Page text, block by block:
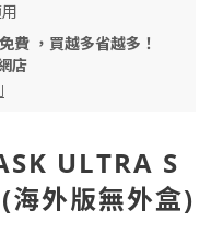
費 ，買越多省越多！
店
ULTRA S
海外版無外盒)